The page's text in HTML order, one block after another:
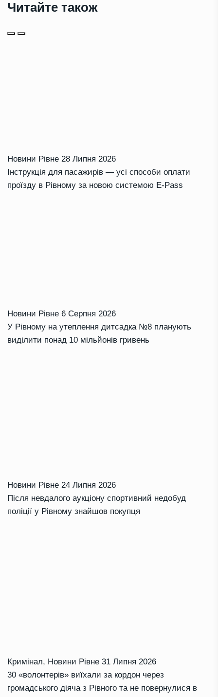
Читайте також
Новини Рівне 28 Липня 2026
Інструкція для пасажирів — усі способи оплати
проїзду в Рівному за новою системою E-Pass
Новини Рівне 6 Серпня 2026
У Рівному на утеплення дитсадка №8 планують
виділити понад 10 мільйонів гривень
Новини Рівне 24 Липня 2026
Після невдалого аукціону спортивний недобуд
поліції у Рівному знайшов покупця
Кримінал, Новини Рівне 31 Липня 2026
30 «волонтерів» виїхали за кордон через
громадського діяча з Рівного та не повернулися в